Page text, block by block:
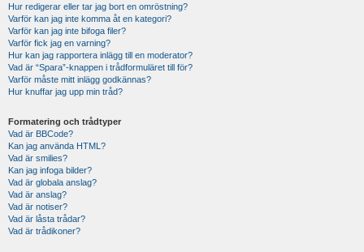
Hur redigerar eller tar jag bort en omröstning?
Varför kan jag inte komma åt en kategori?
Varför kan jag inte bifoga filer?
Varför fick jag en varning?
Hur kan jag rapportera inlägg till en moderator?
Vad är “Spara”-knappen i trådformuläret till för?
Varför måste mitt inlägg godkännas?
Hur knuffar jag upp min tråd?
Formatering och trådtyper
Vad är BBCode?
Kan jag använda HTML?
Vad är smilies?
Kan jag infoga bilder?
Vad är globala anslag?
Vad är anslag?
Vad är notiser?
Vad är låsta trådar?
Vad är trådikoner?